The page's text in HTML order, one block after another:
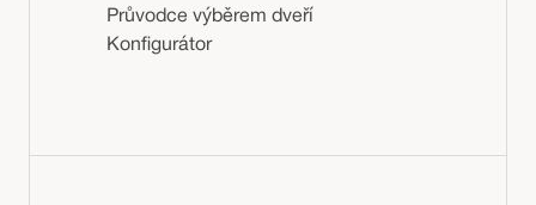
Průvodce výběrem dveří
Konfigurátor